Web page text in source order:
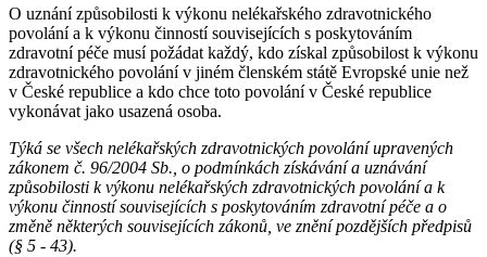
O uznání způsobilosti k výkonu nelékařského zdravotnického
povolání a k výkonu činností souvisejících s poskytováním
zdravotní péče musí požádat každý, kdo získal způsobilost k výkonu
zdravotnického povolání v jiném členském státě Evropské unie než
v České republice a kdo chce toto povolání v České republice
vykonávat jako usazená osoba.
Týká se všech nelékařských zdravotnických povolání upravených
zákonem č. 96/2004 Sb., o podmínkách získávání a uznávání
způsobilosti k výkonu nelékařských zdravotnických povolání a k
výkonu činností souvisejících s poskytováním zdravotní péče a o
změně některých souvisejících zákonů, ve znění pozdějších předpisů
(§ 5 - 43).